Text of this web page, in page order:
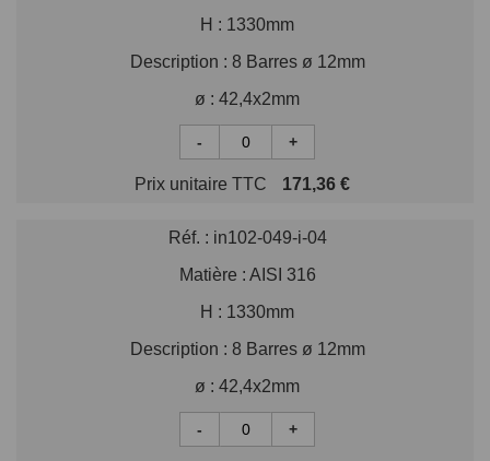
H : 1330mm
Description : 8 Barres ø 12mm
ø : 42,4x2mm
- +
Prix unitaire TTC 171,36 €
Réf. : in102-049-i-04
Matière : AISI 316
H : 1330mm
Description : 8 Barres ø 12mm
ø : 42,4x2mm
- +